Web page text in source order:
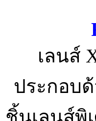
เลนส์
ประกอบ